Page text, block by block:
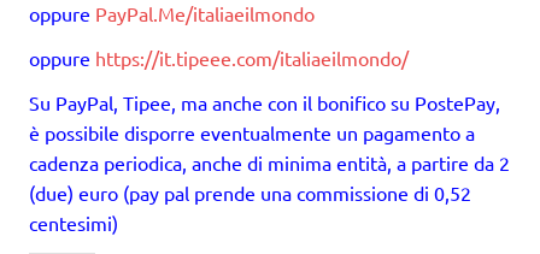
oppure PayPal.Me/italiaeilmondo
oppure https://it.tipeee.com/italiaeilmondo/
Su PayPal, Tipee, ma anche con il bonifico su PostePay,
è possibile disporre eventualmente un pagamento a
cadenza periodica, anche di minima entità, a partire da 2
(due) euro (pay pal prende una commissione di 0,52
centesimi)